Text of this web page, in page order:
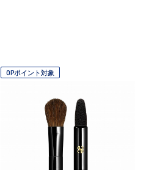
OPポイント対象